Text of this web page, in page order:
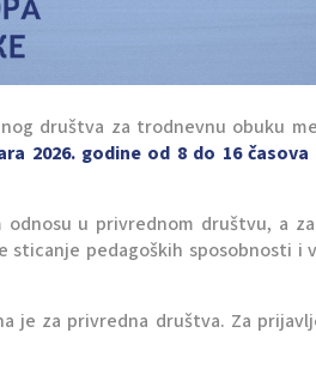
društva za trodnevnu obuku
2026. godine od 8 do 16 časova
u privrednom društvu, a
pedagoških sposobnosti i
je za privredna društva. Za